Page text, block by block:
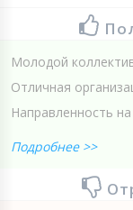
Молодой
Отличная
Направленность
Подробнее >>